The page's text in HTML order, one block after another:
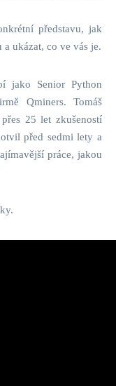
představu, jak
ukázat, co ve vás je.
jako Senior Python
Qminers. Tomáš
25 let zkušeností
před sedmi lety a
práce, jakou